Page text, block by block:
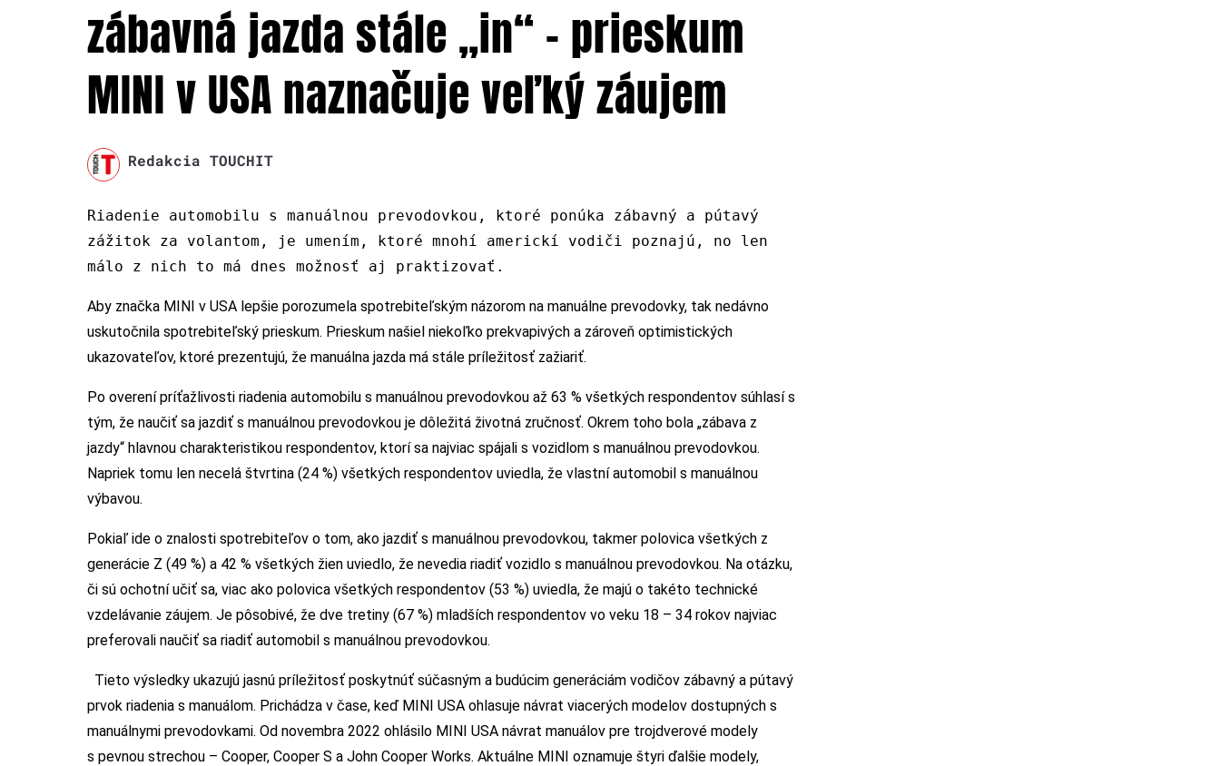
zábavná jazda stále „in“ – prieskum
MINI v USA naznačuje veľký záujem
Redakcia TOUCHIT
Riadenie automobilu s manuálnou prevodovkou, ktoré ponúka zábavný a pútavý
zážitok za volantom, je umením, ktoré mnohí americkí vodiči poznajú, no len
málo z nich to má dnes možnosť aj praktizovať.
Aby značka MINI v USA lepšie porozumela spotrebiteľským názorom na manuálne prevodovky, tak nedávno
uskutočnila spotrebiteľský prieskum. Prieskum našiel niekoľko prekvapivých a zároveň optimistických
ukazovateľov, ktoré prezentujú, že manuálna jazda má stále príležitosť zažiariť.
Po overení príťažlivosti riadenia automobilu s manuálnou prevodovkou až 63 % všetkých respondentov súhlasí s
tým, že naučiť sa jazdiť s manuálnou prevodovkou je dôležitá životná zručnosť. Okrem toho bola „zábava z
jazdy“ hlavnou charakteristikou respondentov, ktorí sa najviac spájali s vozidlom s manuálnou prevodovkou.
Napriek tomu len necelá štvrtina (24 %) všetkých respondentov uviedla, že vlastní automobil s manuálnou
výbavou.
Pokiaľ ide o znalosti spotrebiteľov o tom, ako jazdiť s manuálnou prevodovkou, takmer polovica všetkých z
generácie Z (49 %) a 42 % všetkých žien uviedlo, že nevedia riadiť vozidlo s manuálnou prevodovkou. Na otázku,
či sú ochotní učiť sa, viac ako polovica všetkých respondentov (53 %) uviedla, že majú o takéto technické
vzdelávanie záujem. Je pôsobivé, že dve tretiny (67 %) mladších respondentov vo veku 18 – 34 rokov najviac
preferovali naučiť sa riadiť automobil s manuálnou prevodovkou.
Tieto výsledky ukazujú jasnú príležitosť poskytnúť súčasným a budúcim generáciám vodičov zábavný a pútavý
prvok riadenia s manuálom. Prichádza v čase, keď MINI USA ohlasuje návrat viacerých modelov dostupných s
manuálnymi prevodovkami. Od novembra 2022 ohlásilo MINI USA návrat manuálov pre trojdverové modely
s pevnou strechou – Cooper, Cooper S a John Cooper Works. Aktuálne MINI oznamuje štyri ďalšie modely,